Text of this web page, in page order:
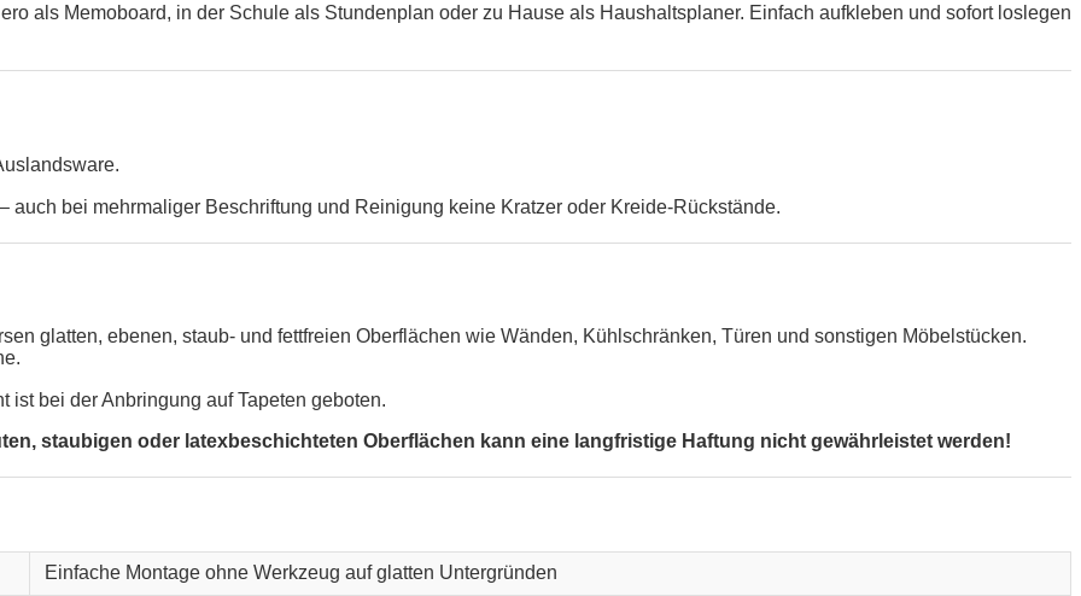
als Memoboard, in der Schule als Stundenplan oder zu Hause als Haushaltsplaner. Einfach aufkleben und sofort loslegen
bei mehrmaliger Beschriftung und Reinigung keine Kratzer oder Kreide-Rückstände.
glatten, ebenen, staub- und fettfreien Oberflächen wie Wänden, Kühlschränken, Türen und sonstigen Möbelstücken.
bei der Anbringung auf Tapeten geboten.
staubigen oder latexbeschichteten Oberflächen kann eine langfristige Haftung nicht gewährleistet werden!
Einfache Montage ohne Werkzeug auf glatten Untergründen